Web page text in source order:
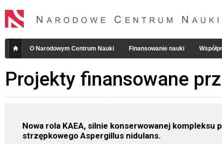
O Narodowym Centrum Nauki Finansowanie nauki
Projekty finansowane
Nowa rola KAEA, silnie konserwowanej
strzępkowego Aspergillus nidulans.